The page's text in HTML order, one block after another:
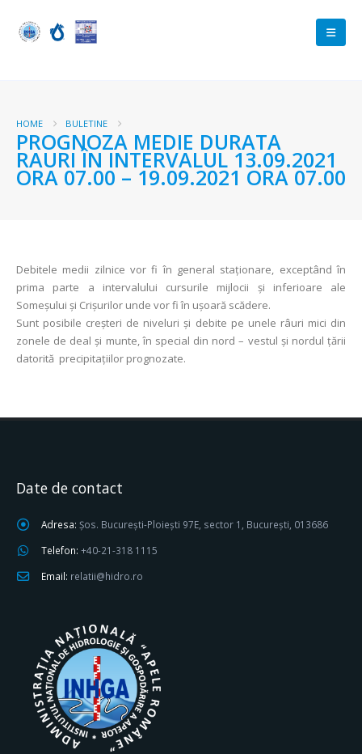
HOME BULETINE
PROGNOZA MEDIE DURATA
RAURI ÎN INTERVALUL 13.09.2021
ORA 07.00 – 19.09.2021 ORA 07.00
Debitele medii zilnice vor fi în general staționare, exceptând în
prima parte a intervalului cursurile mijlocii și inferioare ale
Someșului și Crișurilor unde vor fi în ușoară scădere.
Sunt posibile creşteri de niveluri și debite pe unele râuri mici din
zonele de deal și munte, în special din nord – vestul și nordul țării
datorită precipitațiilor prognozate.
Date de contact
Adresa: Șos. București-Ploiești 97E, sector 1, București, 013686
Telefon: +40-21-318 1115
Email: relatii@hidro.ro